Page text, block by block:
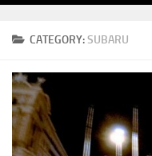
CATEGORY:SUBARU